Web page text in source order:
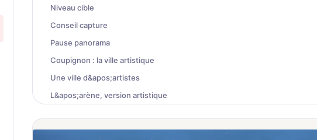
Niveau cible
Conseil capture
Pause panorama
Coupignon : la ville artistique
Une ville d&apos;artistes
L&apos;arène, version artistique
Préparation contre Colza